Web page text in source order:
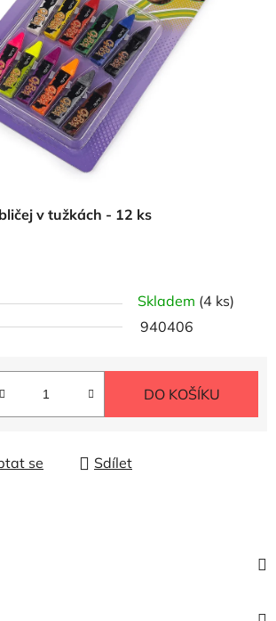
v tužkách - 12 ks
Skladem (4 ks)
940406
DO KOŠÍKU
se Sdílet